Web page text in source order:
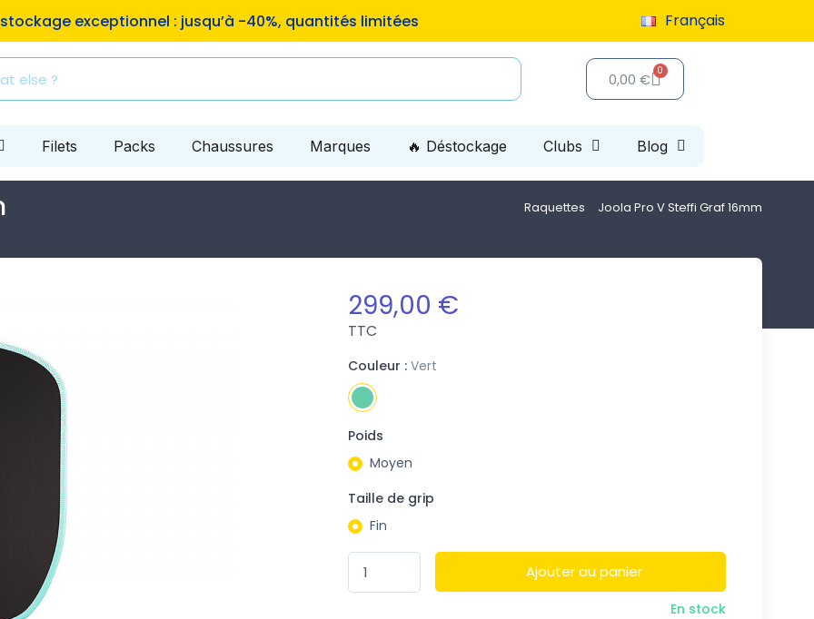
offerte en point relais Mondial Relay, dès 109€ d'achat Français
0,00 €
Filets Packs Chaussures Marques 🔥 Déstockage Clubs Blog
Raquettes Joola Pro V Steffi Graf 16mm
299,00 €
TTC
Couleur : Vert
Poids
Moyen
Taille de grip
Fin
Ajouter au panier
En stock